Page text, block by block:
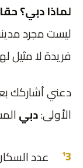
لماذا دبي؟
ليست مجرد
فريدة لا مثيل
دعني أشاركك
الأولى:دبي
عدد السكان: 40,000